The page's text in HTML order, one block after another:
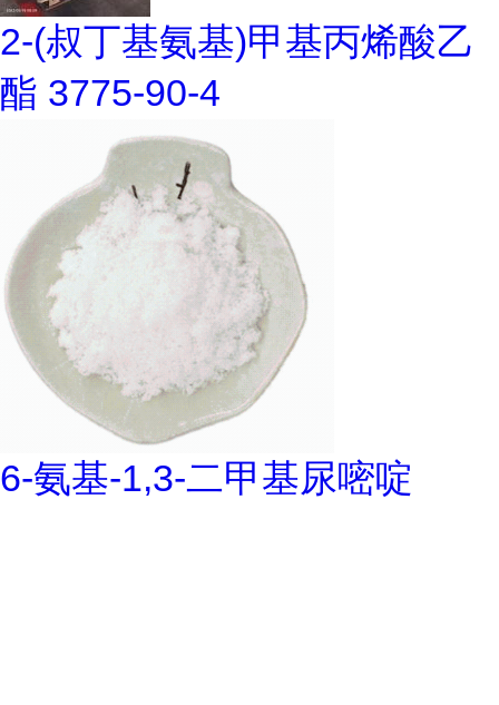
2-(叔丁基氨基)甲基丙烯酸乙
酯 3775-90-4
6-氨基-1,3-二甲基尿嘧啶